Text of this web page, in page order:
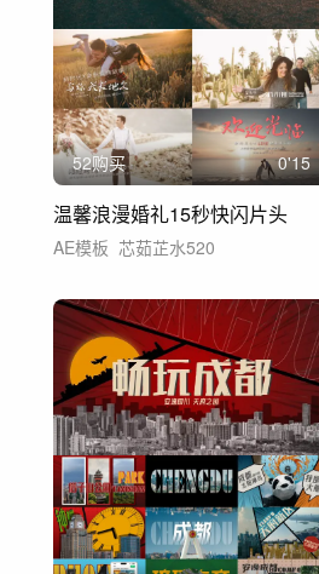
52购买 0'15
温馨浪漫婚礼15秒快闪片头
AE模板 芯茹芷水520